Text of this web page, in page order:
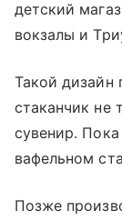
детский
вокзалы и
Такой дизайн
стаканчик не
сувенир.
вафельном
Позже